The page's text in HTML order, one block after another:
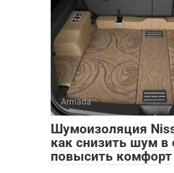
Armada
Шумоизоляция
как снизить шум в
повысить комфорт